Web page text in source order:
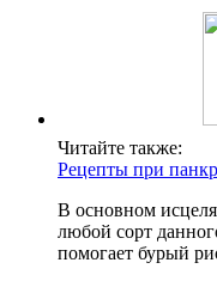
Читайте также:
Рецепты при
В основном
любой сорт
помогает бурый